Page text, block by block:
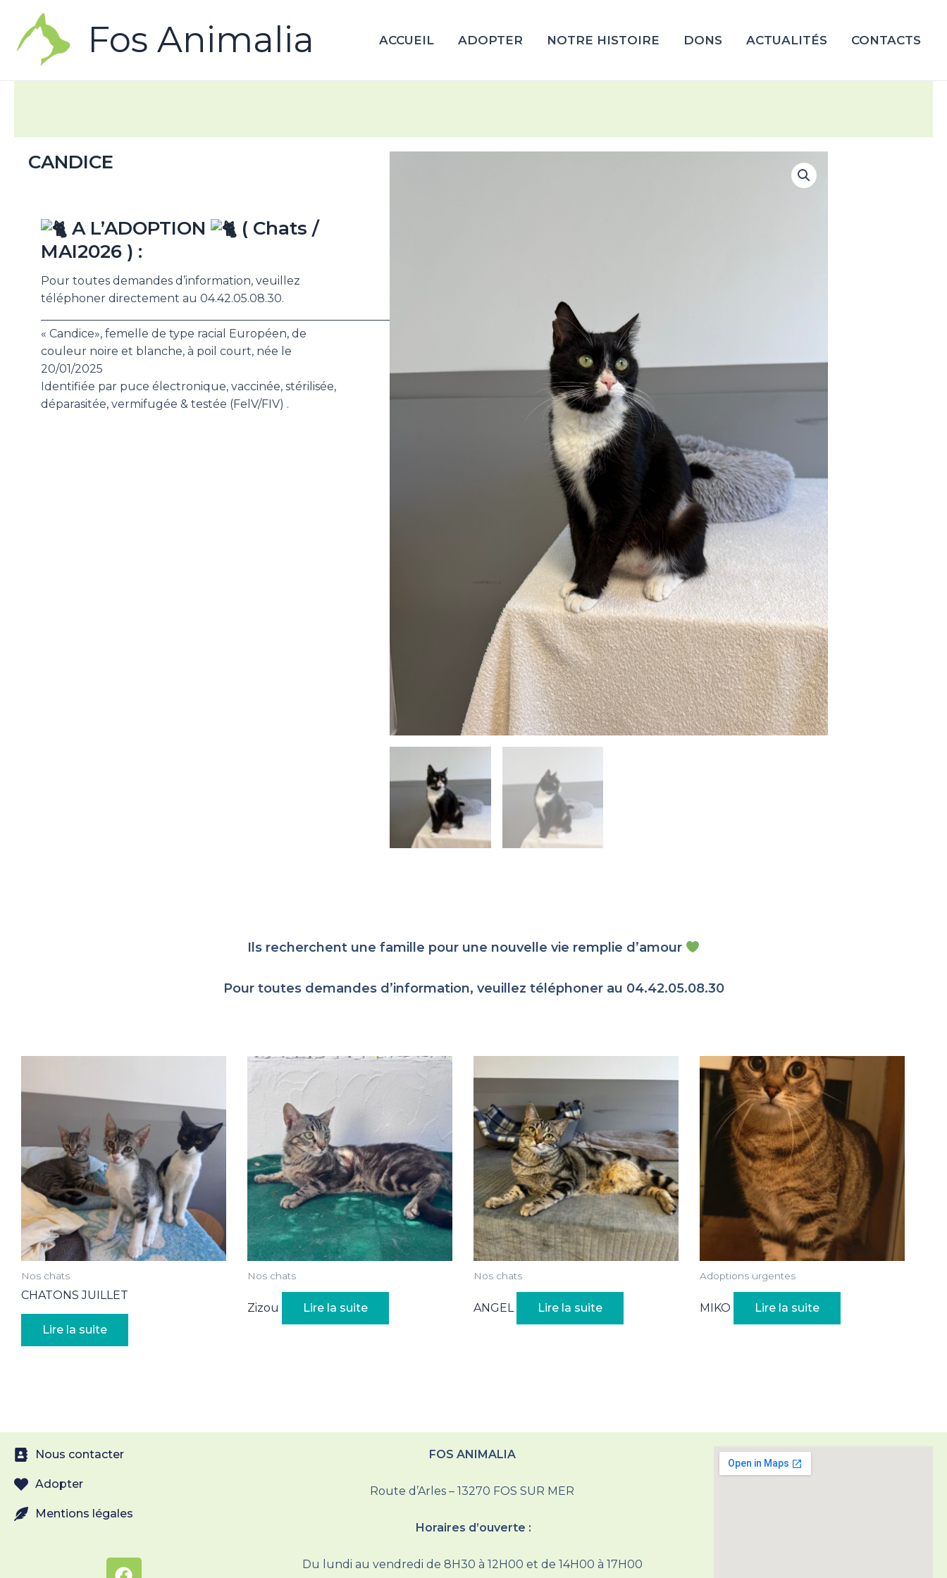
Fos Animalia ACCUEIL ADOPTER NOTRE HISTOIRE DONS ACTUALITÉS CONTACTS
CANDICE
A L’ADOPTION
( Chats /
MAI2026 ) :
Pour toutes demandes d’information, veuillez
téléphoner directement au 04.42.05.08.30.
« Candice», femelle de type racial Européen, de
couleur noire et blanche, à poil court, née le
20/01/2025
Identifiée par puce électronique, vaccinée, stérilisée,
déparasitée, vermifugée & testée (FelV/FIV) .
Ils recherchent une famille pour une nouvelle vie remplie d’amour
Pour toutes demandes d’information, veuillez téléphoner au 04.42.05.08.30
Nos chats
CHATONS JUILLET
Lire la suite
Nos chats
Zizou Lire la suite
Nos chats
ANGEL Lire la suite
Adoptions urgentes
MIKO Lire la suite
Nous contacter
Adopter
Mentions légales
FOS ANIMALIA
Route d’Arles – 13270 FOS SUR MER
Horaires d’ouverte :
Du lundi au vendredi de 8H30 à 12H00 et de 14H00 à 17H00